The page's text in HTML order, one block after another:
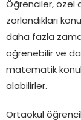
Öğrenciler, özel
zorlandıkları
daha fazla
öğrenebilir ve
matematik
alabilirler.
Ortaokul